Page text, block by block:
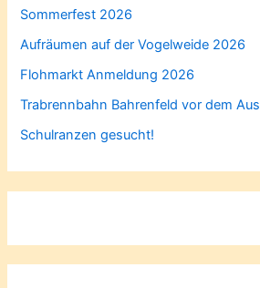
Sommerfest 2026
Aufräumen auf der Vogelweide 2026
Flohmarkt Anmeldung 2026
Trabrennbahn Bahrenfeld vor dem Aus
Schulranzen gesucht!